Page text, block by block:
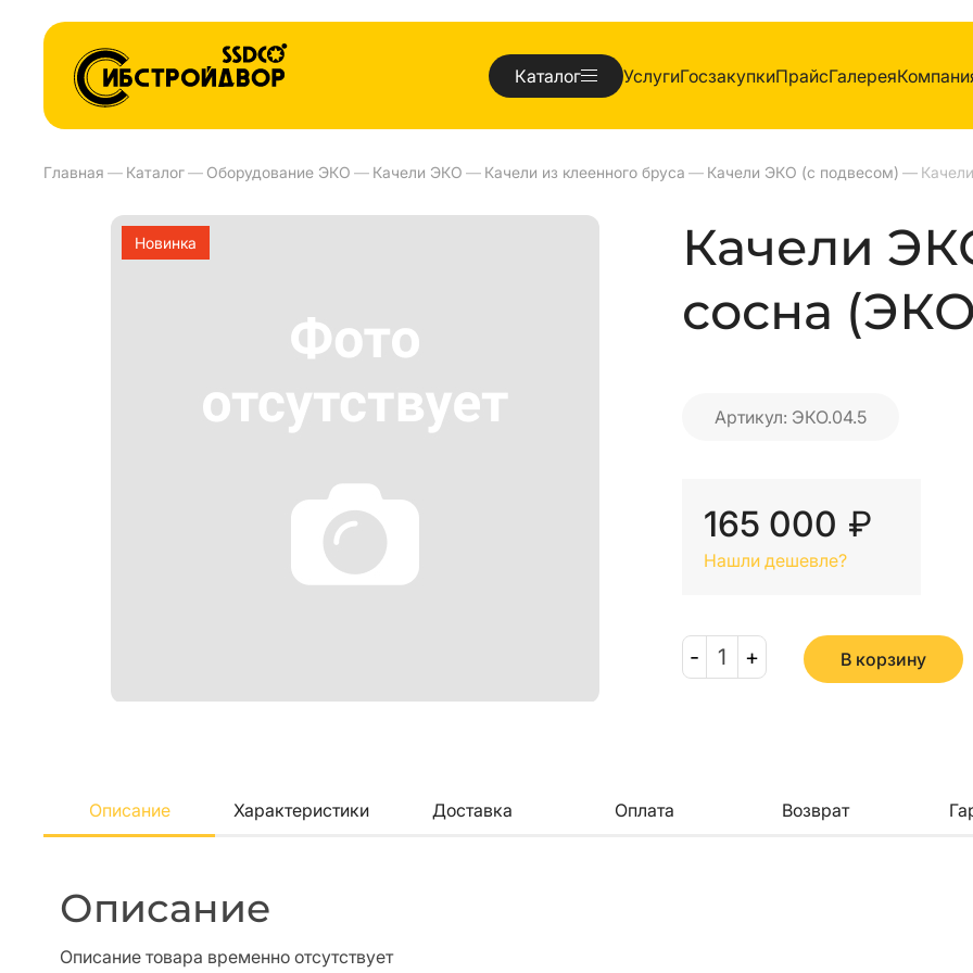
Каталог УслугиГосзакупкиПрайсГалерея
Главная — Каталог— Оборудование ЭКО — Качели ЭКО — Качели из клеенного бруса — Качели ЭКО (с подвесом) —
Новинка
Качели
сосна
Артикул: ЭКО.04.5
165 000 ₽
Нашли дешевле?
- 1 + В корзину
Описание Характеристики Доставка Оплата Возврат
Описание
Описание товара временно отсутствует